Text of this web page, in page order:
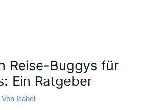
Reise-Buggys für
Ein Ratgeber
Von Isabel